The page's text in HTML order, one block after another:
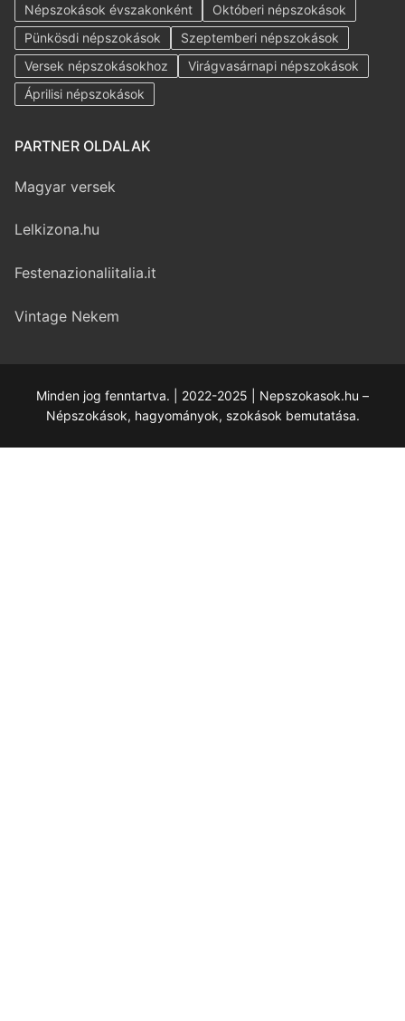
Népszokások évszakonként
Októberi népszokások
Pünkösdi népszokások
Szeptemberi népszokások
Versek népszokásokhoz
Virágvasárnapi népszokások
Áprilisi népszokások
PARTNER OLDALAK
Magyar versek
Lelkizona.hu
Festenazionaliitalia.it
Vintage Nekem
Minden jog fenntartva. | 2022-2025 | Nepszokasok.hu –
Népszokások, hagyományok, szokások bemutatása.